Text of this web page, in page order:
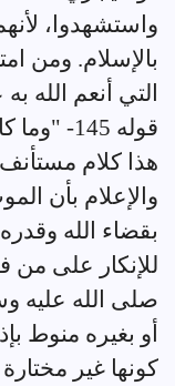
واستشهدوا،
بالإسلام. ومن
التي أنعم الله به
قوله
هذا كلام
والإعلام بأن
بقضاء الله
للإنكار على
صلى الله عليه
أو بغيره منوط
كونها غير مختارة